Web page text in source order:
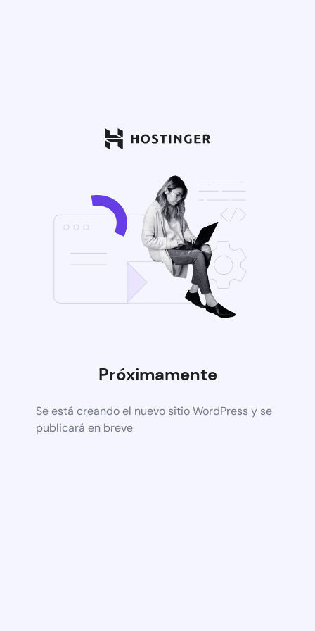
Próximamente
Se está creando el nuevo sitio WordPress y se
publicará en breve